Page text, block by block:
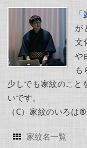
「
が
文
や
も
少しでも家紋のこと
いです。
（C）家紋のいろ
家紋名一覧